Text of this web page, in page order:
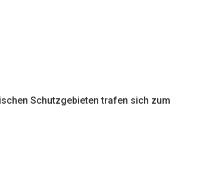
Schutzgebieten trafen sich zum